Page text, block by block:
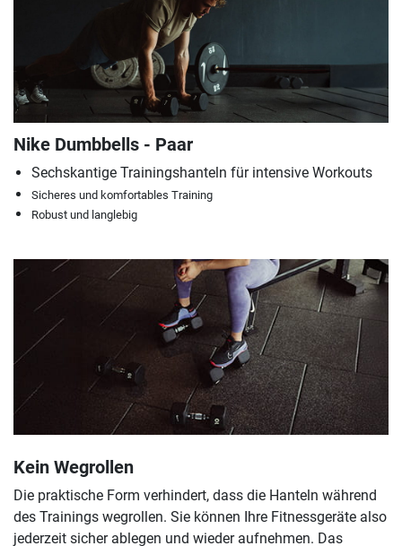
Nike Dumbbells - Paar
Sechskantige Trainingshanteln für intensive Workouts
Sicheres und komfortables Training
Robust und langlebig
Kein Wegrollen
Die praktische Form verhindert, dass die Hanteln während
des Trainings wegrollen. Sie können Ihre Fitnessgeräte also
jederzeit sicher ablegen und wieder aufnehmen. Das